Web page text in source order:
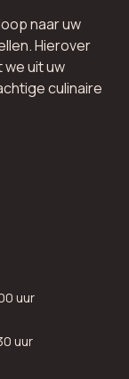
naar uw
Hierover
we uit uw
culinaire
uur
uur